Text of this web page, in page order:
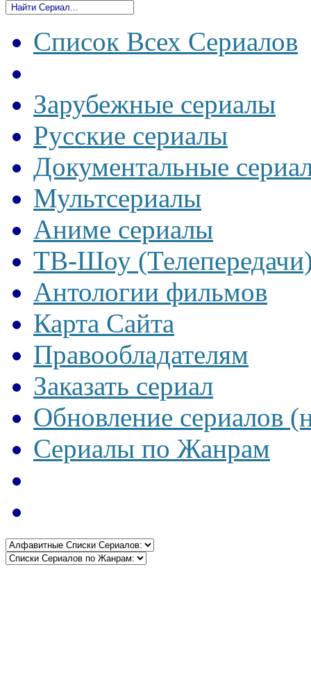
Список Всех Сериалов
Зарубежные сериалы
Русские сериалы
Документальные
Мультсериалы
Аниме сериалы
ТВ-Шоу
Антологии фильмов
Карта Сайта
Правообладателям
Заказать сериал
Обновление сериалов
Сериалы по Жанрам